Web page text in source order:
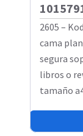
2605 –
cama
segura
libros o
tamaño